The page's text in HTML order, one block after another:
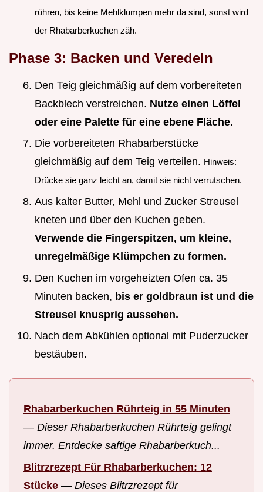
rühren, bis keine Mehlklumpen mehr da sind, sonst wird
der Rhabarberkuchen zäh.
Phase 3: Backen und Veredeln
Den Teig gleichmäßig auf dem vorbereiteten
Backblech verstreichen. Nutze einen Löffel
oder eine Palette für eine ebene Fläche.
Die vorbereiteten Rhabarberstücke
gleichmäßig auf dem Teig verteilen. Hinweis:
Drücke sie ganz leicht an, damit sie nicht verrutschen.
Aus kalter Butter, Mehl und Zucker Streusel
kneten und über den Kuchen geben.
Verwende die Fingerspitzen, um kleine,
unregelmäßige Klümpchen zu formen.
Den Kuchen im vorgeheizten Ofen ca. 35
Minuten backen, bis er goldbraun ist und die
Streusel knusprig aussehen.
Nach dem Abkühlen optional mit Puderzucker
bestäuben.
Rhabarberkuchen Rührteig in 55 Minuten
— Dieser Rhabarberkuchen Rührteig gelingt
immer. Entdecke saftige Rhabarberkuch...
Blitrzrezept Für Rhabarberkuchen: 12
Stücke — Dieses Blitrzrezept für